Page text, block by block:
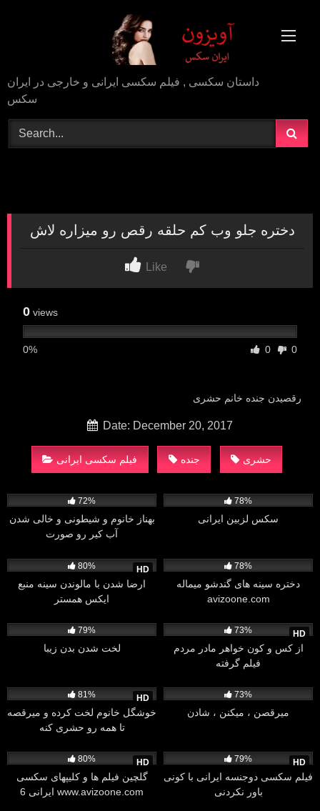
داستان سکسی , فیلم سکسی ایرانی و خارجی در ایران
سکس
دختره جلو وب کم حلقه رقص رو میزاره لاش
Like
0 views
0% 0 0
رقصیدن جنده خانم حشری
Date: December 20, 2017
فیلم سکسی ایرانی جنده حشری
72%
بهناز خانوم و شیطونی و خالی شدن
آب کیر رو صورت
78%
سکس لزبین ایرانی
HD
80%
ارضا شدن با مالوندن سینه منبع
ایکس همستر
78%
دختره سینه های گندشو میماله
avizoone.com
79%
لخت شدن بدن زیبا
HD
73%
از کس و کون خواهر مادر مردم
فیلم گرفته
HD
81%
خوشگل خانوم لخت کرده و میرقصه
تا همه رو حشری کنه
73%
میرقصن ، میکنن ، شادن
HD
80%
گلچین فیلم ها و کلیپهای سکسی
ایرانی 6 www.avizoone.com
HD
79%
فیلم سکسی دوجنسه ایرانی با کونی
باور نکردنی